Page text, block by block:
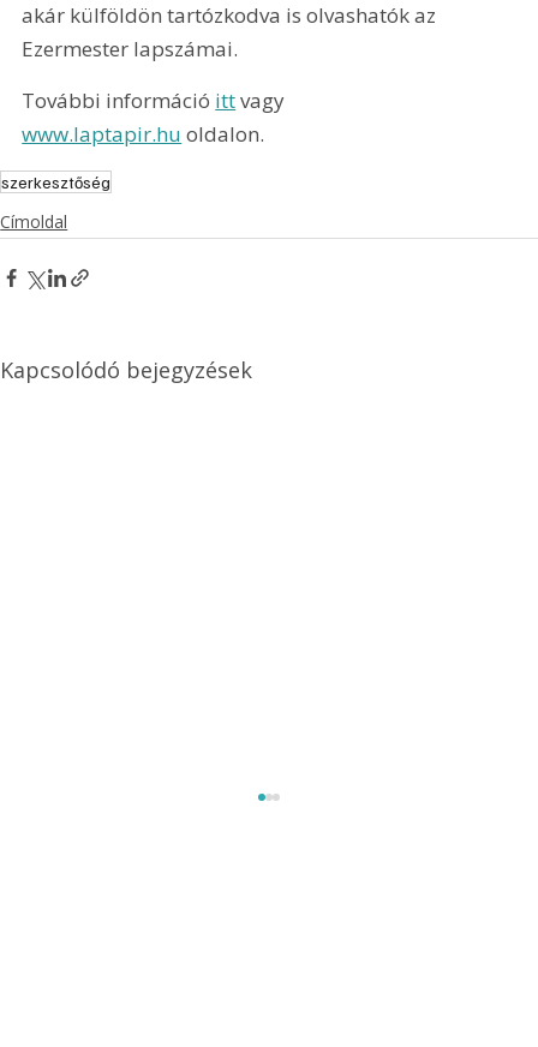
akár külföldön tartózkodva is olvashatók az
Ezermester lapszámai.
További információ itt vagy
www.laptapir.hu oldalon.
szerkesztőség
Címoldal
Kapcsolódó bejegyzések